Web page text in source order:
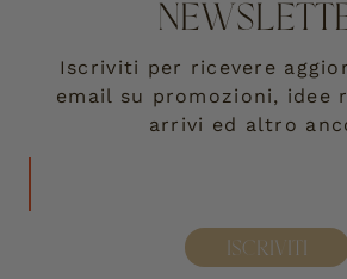
Iscriviti per ricevere
email su promozioni, idee
arrivi ed altro
ISCRIVITI